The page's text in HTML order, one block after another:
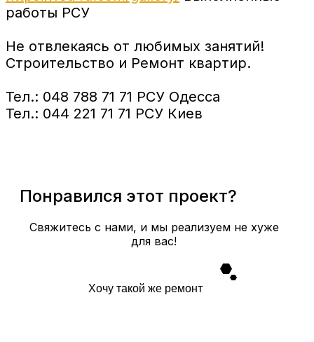
работы РСУ
Не отвлекаясь от любимых занятий!
Строительство и Ремонт квартир.
Тел.: 048 788 71 71 РСУ Одесса
Тел.: 044 221 71 71 РСУ Киев
Понравился этот проект?
Свяжитесь с нами, и мы реализуем не хуже
для вас!
Хочу такой же ремонт